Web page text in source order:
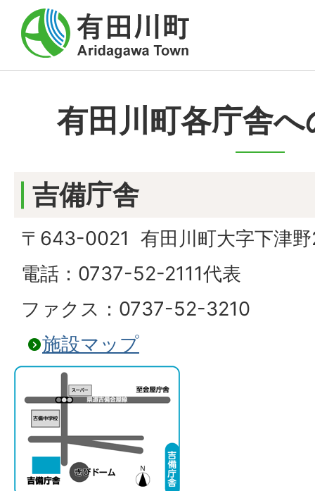
有田川町各庁舎
吉備庁舎
〒643-0021 有田川町大字下津
電話：0737-52-2111代表
ファクス：0737-52-3210
施設マップ